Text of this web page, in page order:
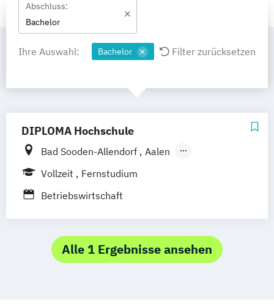
Abschluss:
Bachelor
Ihre Auswahl: Bachelor Filter zurücksetzen
DIPLOMA Hochschule
Bad Sooden-Allendorf
Aalen
Baden-Baden
Berlin
Heilbronn
Kassel
München Bochum Kaiserslautern
Wiesbaden Regenstauf Dresden
Hoyerswerda Magdeburg Ostfildern
Vollzeit
Fernstudium
Betriebswirtschaft
Alle 1 Ergebnisse ansehen